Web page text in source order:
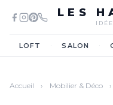
LES
LOFT SALON
Accueil › Mobilier & Déco ›